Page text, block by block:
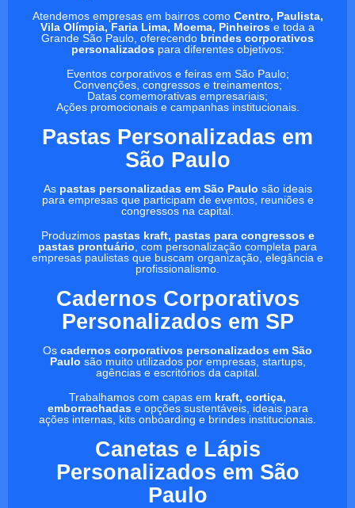
Atendemos empresas em bairros como Centro, Paulista,
Vila Olímpia, Faria Lima, Moema, Pinheiros e toda a
Grande São Paulo, oferecendo brindes corporativos
personalizadospara diferentes objetivos:
Eventos corporativos e feiras em São Paulo;
Convenções, congressos e treinamentos;
Datas comemorativas empresariais;
Ações promocionais e campanhas institucionais.
Pastas Personalizadas em
São Paulo
As pastas personalizadas em São Paulo são ideais
para empresas que participam de eventos, reuniões e
congressos na capital.
Produzimos pastas kraft, pastas para congressos e
pastas prontuário , com personalização completa para
empresas paulistas que buscam organização, elegância e
profissionalismo.
Cadernos Corporativos
Personalizados em SP
Os cadernos corporativos personalizados em São
Paulo são muito utilizados por empresas, startups,
agências e escritórios da capital.
Trabalhamos com capas em kraft, cortiça,
emborrachadase opções sustentáveis, ideais para
ações internas, kits onboarding e brindes institucionais.
Canetas e Lápis
Personalizados em São
Paulo